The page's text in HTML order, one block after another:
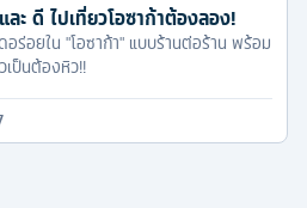
ะ ดี ไปเที่ยวโอซาก้าต้องลอง!
ร่อยใน "โอซาก้า" แบบร้านต่อร้าน พร้อม
เป็นต้องหิว!!